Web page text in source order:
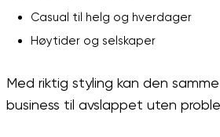
Casual til helg og hverdager
Høytider og selskaper
Med riktig styling kan den
business til avslappet uten